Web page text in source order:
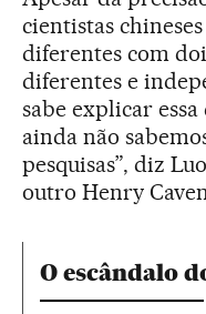
cientistas
diferentes com
diferentes e
sabe explicar
ainda não
pesquisas”, diz
outro Henry
O escândalo